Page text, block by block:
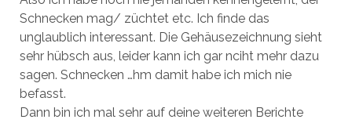
Schnecken mag/ züchtet etc. Ich finde das
unglaublich interessant. Die Gehäusezeichnung sieht
sehr hübsch aus, leider kann ich gar nciht mehr dazu
sagen. Schnecken …hm damit habe ich mich nie
befasst.
Dann bin ich mal sehr auf deine weiteren Berichte